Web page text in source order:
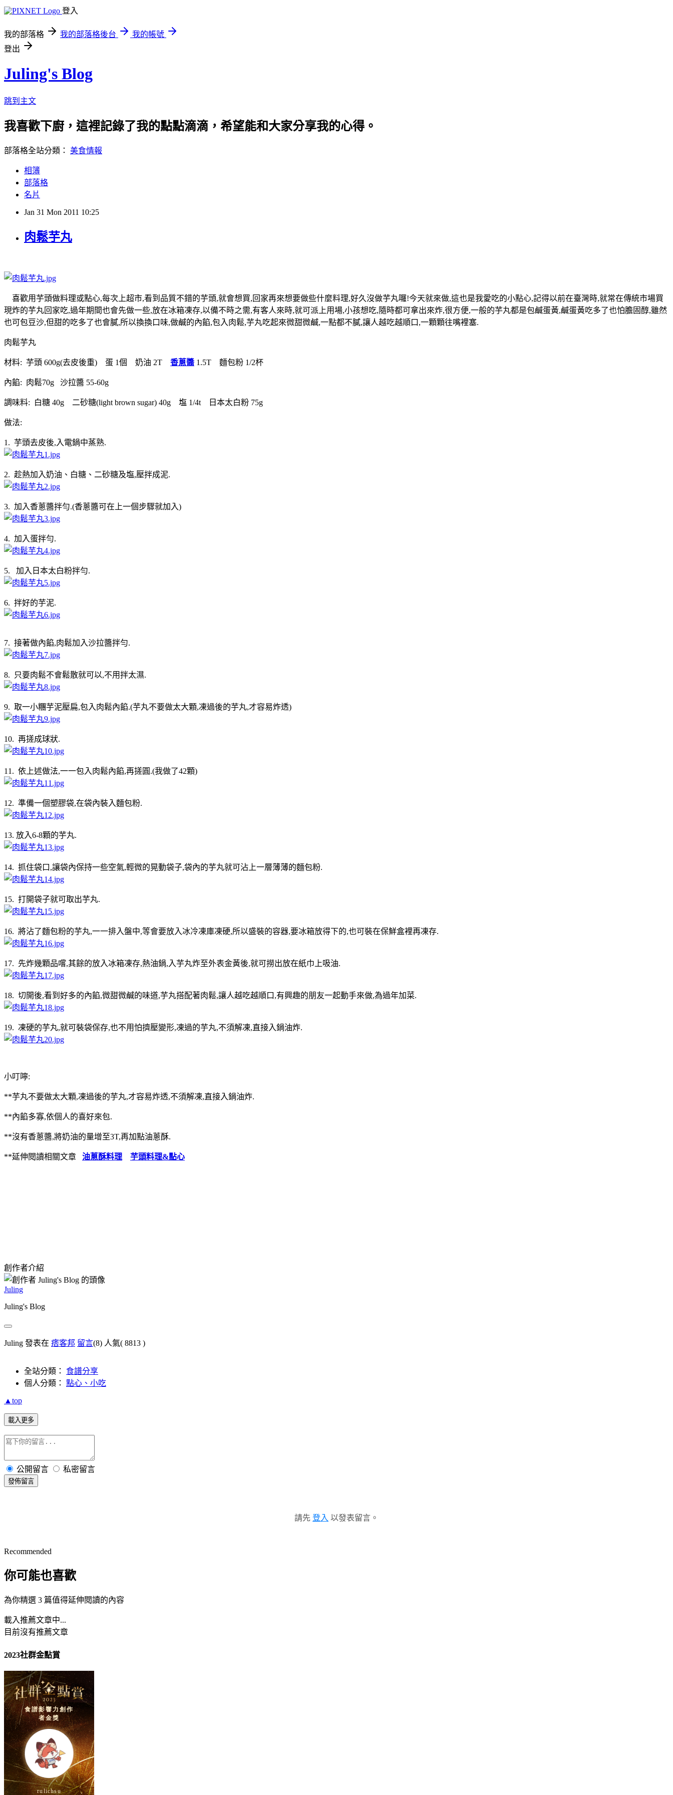
登入
我的部落格 我的部落格後台
我的帳號
登出
Juling's Blog
跳到主文
我喜歡下廚，這裡記錄了我的點點滴滴，希望能和大家分享我的心得。
部落格全站分類： 美食情報
相簿
部落格
名片
Jan 31 Mon 2011 10:25
肉鬆芋丸
喜歡用芋頭做料理或點心,每次上超市,看到品質不錯的芋頭,就會想買,回家再來想要做些什麼料理,好久沒做芋丸囉!今天就來做,這也是我愛吃的小點心,記得以前在臺灣時,就常在傳統市場買
現炸的芋丸回家吃,過年期間也會先做一些,放在冰箱凍存,以備不時之需,有客人來時,就可派上用場,小孩想吃,隨時都可拿出來炸,很方便,一般的芋丸都是包鹹蛋黃,鹹蛋黃吃多了也怕膽固醇,雖然
也可包豆沙,但甜的吃多了也會膩,所以換換口味,做鹹的內餡,包入肉鬆,芋丸吃起來微甜微鹹,一點都不膩,讓人越吃越順口,一顆顆往嘴裡塞.
肉鬆芋丸
材料: 芋頭 600g(去皮後重) 蛋 1個 奶油 2T 香蔥醬 1.5T 麵包粉 1/2杯
內餡: 肉鬆70g 沙拉醬 55-60g
調味料: 白糖 40g 二砂糖(light brown sugar) 40g 塩 1/4t 日本太白粉 75g
做法:
1. 芋頭去皮後,入電鍋中蒸熟.
2. 趁熱加入奶油、白糖、二砂糖及塩,壓拌成泥.
3. 加入香蔥醬拌勻.(香蔥醬可在上一個步驟就加入)
4. 加入蛋拌勻.
5. 加入日本太白粉拌勻.
6. 拌好的芋泥.
7. 接著做內餡,肉鬆加入沙拉醬拌勻.
8. 只要肉鬆不會鬆散就可以,不用拌太濕.
9. 取一小糰芋泥壓扁,包入肉鬆內餡.(芋丸不要做太大顆,凍過後的芋丸,才容易炸透)
10. 再搓成球狀.
11. 依上述做法,一一包入肉鬆內餡,再搓圓.(我做了42顆)
12. 準備一個塑膠袋,在袋內裝入麵包粉.
13. 放入6-8顆的芋丸.
14. 抓住袋口,讓袋內保持一些空氣,輕微的晃動袋子,袋內的芋丸就可沾上一層薄薄的麵包粉.
15. 打開袋子就可取出芋丸.
16. 將沾了麵包粉的芋丸,一一排入盤中,等會要放入冰冷凍庫凍硬,所以盛裝的容器,要冰箱放得下的,也可裝在保鮮盒裡再凍存.
17. 先炸幾顆品嚐,其餘的放入冰箱凍存,熱油鍋,入芋丸炸至外表金黃後,就可撈出放在紙巾上吸油.
18. 切開後,看到好多的內餡,微甜微鹹的味道,芋丸搭配著肉鬆,讓人越吃越順口,有興趣的朋友一起動手來做,為過年加菜.
19. 凍硬的芋丸,就可裝袋保存,也不用怕擠壓變形,凍過的芋丸,不須解凍,直接入鍋油炸.
小叮嚀:
**芋丸不要做太大顆,凍過後的芋丸,才容易炸透,不須解凍,直接入鍋油炸.
**內餡多寡,依個人的喜好來包.
**沒有香蔥醬,將奶油的量增至3T,再加點油蔥酥.
**延伸閱讀相關文章 油蔥酥料理 芋頭料理&點心
創作者介紹
Juling
Juling's Blog
Juling 發表在 痞客邦 留言(8) 人氣( 8813 )
全站分類： 食譜分享
個人分類： 點心、小吃
▲top
載入更多
公開留言 私密留言
發佈留言
請先 登入 以發表留言。
Recommended
你可能也喜歡
為你精選 3 篇值得延伸閱讀的內容
載入推薦文章中...
目前沒有推薦文章
2023社群金點賞